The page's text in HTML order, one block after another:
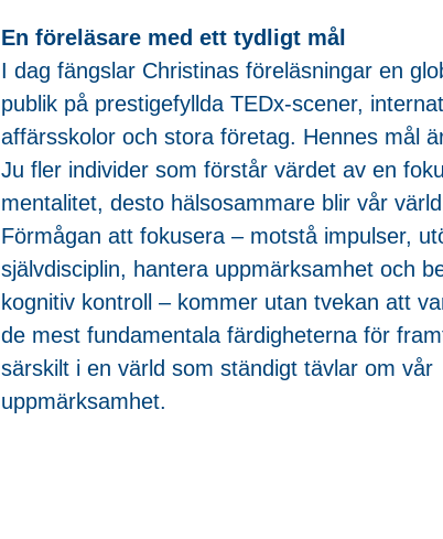
En föreläsare med ett tydligt mål
I dag fängslar Christinas föreläsningar en
publik på prestigefyllda TEDx-scener,
affärsskolor och stora företag. Hennes mål
Ju fler individer som förstår värdet av en
mentalitet, desto hälsosammare blir vår
Förmågan att fokusera – motstå impulser,
självdisciplin, hantera uppmärksamhet och
kognitiv kontroll – kommer utan tvekan att
de mest fundamentala färdigheterna för
särskilt i en värld som ständigt tävlar om vår
uppmärksamhet.